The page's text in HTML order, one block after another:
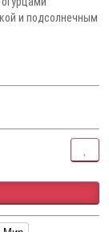
и подсолнечным